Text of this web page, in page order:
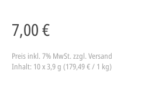
7,00 €
Preis inkl. 7% MwSt. zzgl. Versand
Inhalt: 10 x 3,9 g (179,49 € / 1 kg)